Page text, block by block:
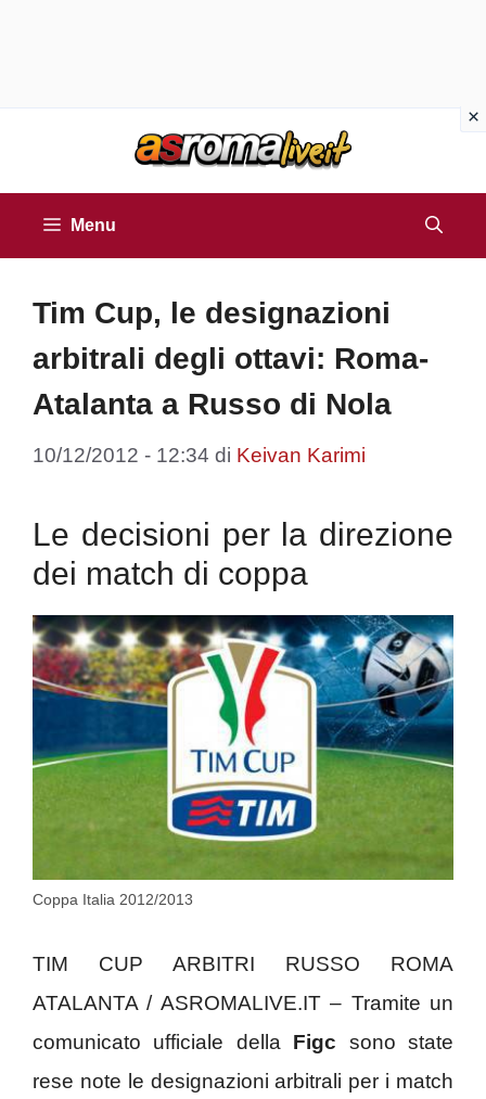
Menu
Tim Cup, le designazioni
arbitrali degli ottavi: Roma-
Atalanta a Russo di Nola
10/12/2012 - 12:34 di Keivan Karimi
Le decisioni per la direzione
dei match di coppa
Coppa Italia 2012/2013
TIM CUP ARBITRI RUSSO ROMA
ATALANTA / ASROMALIVE.IT – Tramite un
comunicato ufficiale della Figc sono state
rese note le designazioni arbitrali per i match